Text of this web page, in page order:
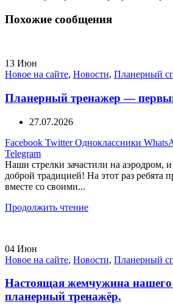
Похожие сообщения
13 Июн
Новое на сайте, Новости, Планерный
Планерный тренажер —
27.07.2026
Facebook Twitter Одноклассники
Telegram
Наши стрелки зачастили на аэродром,
доброй традицией! На этот раз ребята
вместе со своими...
Продолжить чтение
04 Июн
Новое на сайте, Новости, Планерный
Настоящая жемчужина
планерный тренажёр.